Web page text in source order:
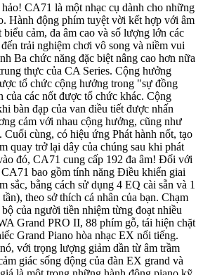
CA71 là một nhạc cụ dành cho những
Hành động phím tuyệt vời kết hợp với âm
cảm, đa âm cao và số lượng lớn các
trải nghiệm chơi vô song và niềm vui
Ba chức năng đặc biệt nâng cao hơn nữa
thực của CA Series. Cộng hưởng
tổ chức cộng hưởng trong "sự đồng
của các nốt được tổ chức khác. Cộng
bàn đạp của van điều tiết được nhấn
cảm với nhau cộng hưởng, cũng như
Cuối cùng, có hiệu ứng Phát hành nốt, tạo
quay trở lại dây của chúng sau khi phát
đó, CA71 cung cấp 192 đa âm! Đối với
bao gồm tính năng Điều khiển giai
sắc, bằng cách sử dụng 4 EQ cài sẵn và 1
theo sở thích cá nhân của bạn. Chạm
của người tiền nhiệm từng đoạt nhiều
Grand PRO II, 88 phím gỗ, tái hiện chặt
Grand Piano hòa nhạc EX nổi tiếng.
với trọng lượng giảm dần từ âm trầm
giác sống động của đàn EX grand và